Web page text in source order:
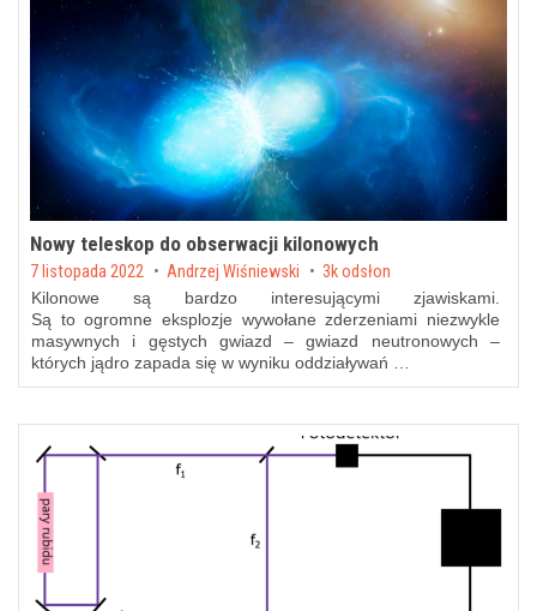
Nowy teleskop do obserwacji kilonowych
Posted on
7 listopada 2022 by Andrzej Wiśniewski 3k odsłon
Kilonowe są bardzo interesującymi zjawiskami.
Są to ogromne eksplozje wywołane zderzeniami niezwykle
masywnych i gęstych gwiazd – gwiazd neutronowych –
których jądro zapada się w wyniku oddziaływań …